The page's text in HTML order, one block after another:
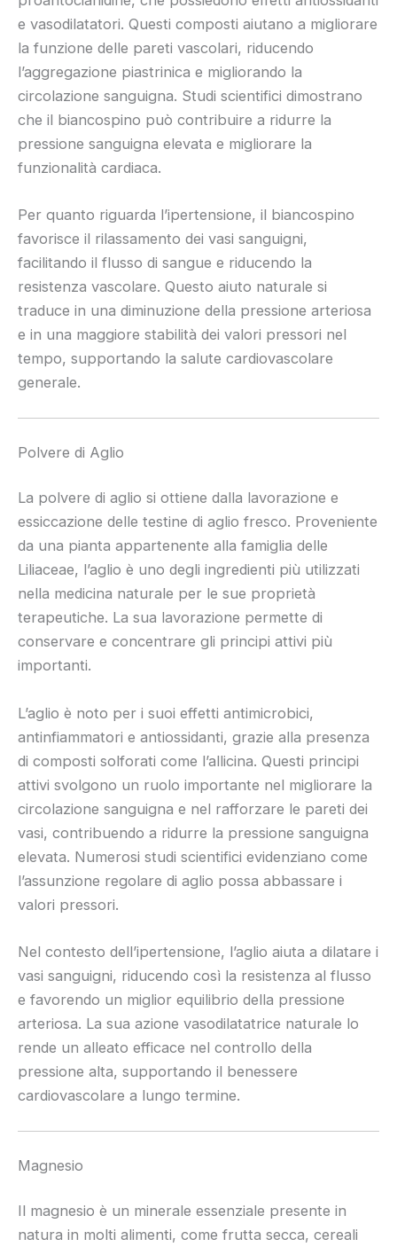
e vasodilatatori. Questi composti aiutano a migliorare
la funzione delle pareti vascolari, riducendo
l’aggregazione piastrinica e migliorando la
circolazione sanguigna. Studi scientifici dimostrano
che il biancospino può contribuire a ridurre la
pressione sanguigna elevata e migliorare la
funzionalità cardiaca.
Per quanto riguarda l’ipertensione, il biancospino
favorisce il rilassamento dei vasi sanguigni,
facilitando il flusso di sangue e riducendo la
resistenza vascolare. Questo aiuto naturale si
traduce in una diminuzione della pressione arteriosa
e in una maggiore stabilità dei valori pressori nel
tempo, supportando la salute cardiovascolare
generale.
Polvere di Aglio
La polvere di aglio si ottiene dalla lavorazione e
essiccazione delle testine di aglio fresco. Proveniente
da una pianta appartenente alla famiglia delle
Liliaceae, l’aglio è uno degli ingredienti più utilizzati
nella medicina naturale per le sue proprietà
terapeutiche. La sua lavorazione permette di
conservare e concentrare gli principi attivi più
importanti.
L’aglio è noto per i suoi effetti antimicrobici,
antinfiammatori e antiossidanti, grazie alla presenza
di composti solforati come l’allicina. Questi principi
attivi svolgono un ruolo importante nel migliorare la
circolazione sanguigna e nel rafforzare le pareti dei
vasi, contribuendo a ridurre la pressione sanguigna
elevata. Numerosi studi scientifici evidenziano come
l’assunzione regolare di aglio possa abbassare i
valori pressori.
Nel contesto dell’ipertensione, l’aglio aiuta a dilatare i
vasi sanguigni, riducendo così la resistenza al flusso
e favorendo un miglior equilibrio della pressione
arteriosa. La sua azione vasodilatatrice naturale lo
rende un alleato efficace nel controllo della
pressione alta, supportando il benessere
cardiovascolare a lungo termine.
Magnesio
Il magnesio è un minerale essenziale presente in
natura in molti alimenti, come frutta secca, cereali